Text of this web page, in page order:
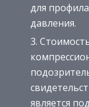
для
давления.
является